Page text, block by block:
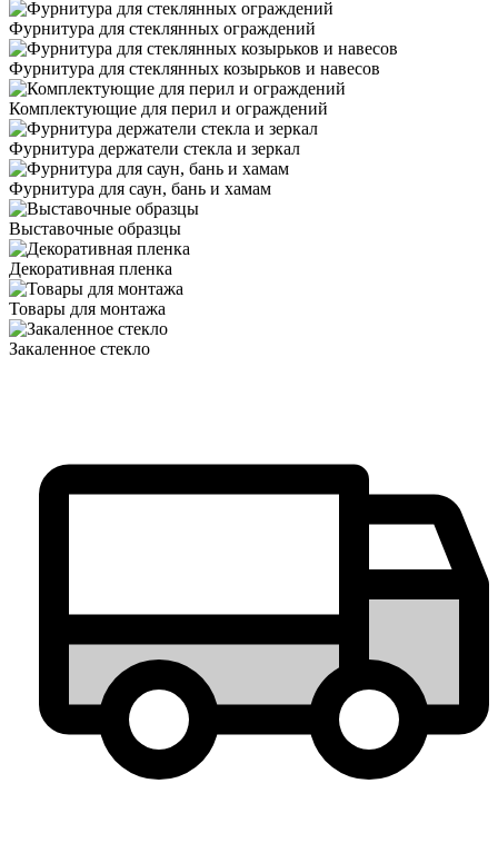
Фурнитура для стеклянных ограждений
Фурнитура для стеклянных козырьков и навесов
Комплектующие для перил и ограждений
Фурнитура держатели стекла и зеркал
Фурнитура для саун, бань и хамам
Выставочные образцы
Декоративная пленка
Товары для монтажа
Закаленное стекло